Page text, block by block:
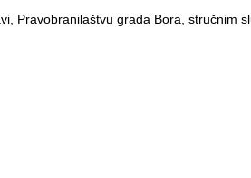
Pravobranilaštvu grada Bora, stručnim